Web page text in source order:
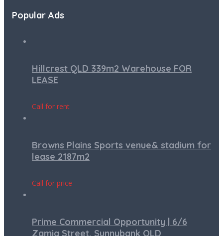
Popular Ads
Hillcrest QLD 339m2 Warehouse FOR
LEASE
Call for rent
Browns Plains Sports venue& stadium for
lease 2187m2
Call for price
Prime Commercial Opportunity | 6/6
Zamia Street, Sunnybank QLD